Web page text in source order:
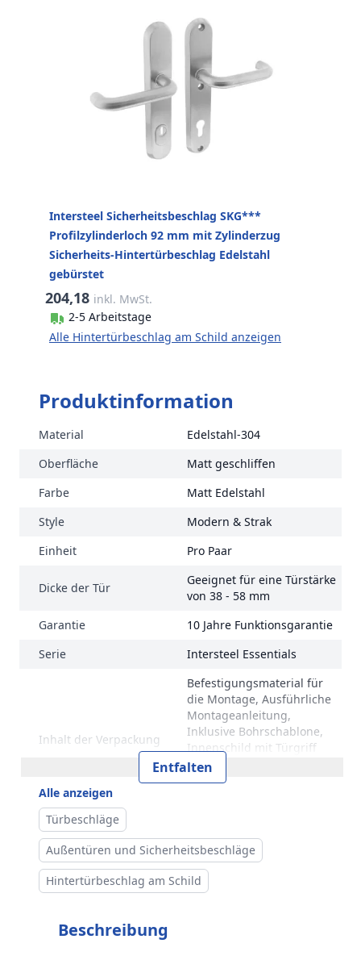
Intersteel Sicherheitsbeschlag SKG***
Profilzylinderloch 92 mm mit Zylinderzug
Sicherheits-Hintertürbeschlag Edelstahl
gebürstet
204,18 inkl. MwSt.
2-5 Arbeitstage
Alle Hintertürbeschlag am Schild anzeigen
Produktinformation
Material
Edelstahl-304
Oberfläche
Matt geschliffen
Farbe
Matt Edelstahl
Style
Modern & Strak
Einheit
Pro Paar
Dicke der Tür
Geeignet für eine Türstärke
von 38 - 58 mm
Garantie
10 Jahre Funktionsgarantie
Serie
Intersteel Essentials
Inhalt der Verpackung
Befestigungsmaterial für
die Montage, Ausführliche
Montageanleitung,
Inklusive Bohrschablone,
Innenschild mit Türgriff
und Zylinderloch,
Außenschild mit Türgriff
Inhalt der Verpackung
und Profilzylinderloch,
inklusive Bohrschablone,
Außenschild mit Türgriff
und Kernziehschutz,
Entfalten
Alle anzeigen
Türbeschläge
Außentüren und Sicherheitsbeschläge
Hintertürbeschlag am Schild
Beschreibung